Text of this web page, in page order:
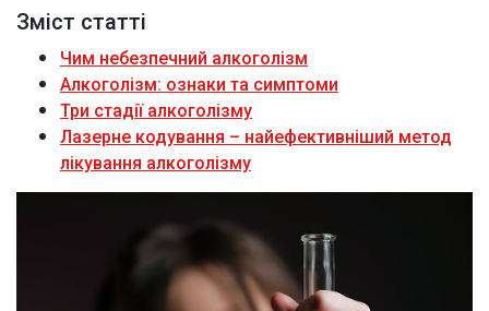
Пошук
Зміст статті
Чим небезпечний алкоголізм
Алкоголізм: ознаки та симптоми
Три стадії алкоголізму
Лазерне кодування – найефективніший метод
лікування алкоголізму